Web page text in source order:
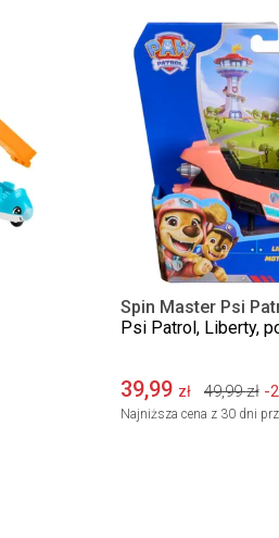
Spin Master Psi
Psi Patrol, Liberty,
39,99 zł 49,99 zł -
Najniższa cena z 30 dni